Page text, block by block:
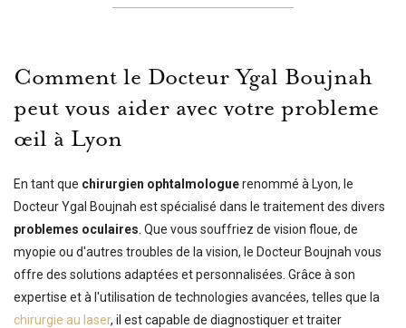
Comment le Docteur Ygal Boujnah
peut vous aider avec votre probleme
œil à Lyon
En tant que chirurgien ophtalmologuerenommé à Lyon, le
Docteur Ygal Boujnah est spécialisé dans le traitement des divers
problemes oculaires . Que vous souffriez de vision floue, de
myopie ou d'autres troubles de la vision, le Docteur Boujnah vous
offre des solutions adaptées et personnalisées. Grâce à son
expertise et à l'utilisation de technologies avancées, telles que la
chirurgie au laser, il est capable de diagnostiquer et traiter